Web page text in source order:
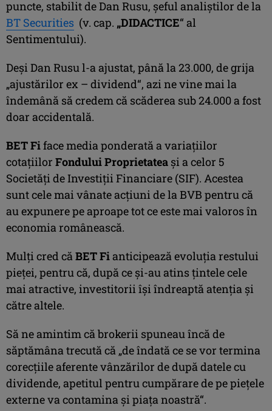
puncte, stabilit de Dan Rusu, şeful analiştilor de la
BT Securities (v. cap. „DIDACTICE“ al
Sentimentului).
Deşi Dan Rusu l-a ajustat, până la 23.000, de grija
„ajustărilor ex – dividend“, azi ne vine mai la
îndemână să credem că scăderea sub 24.000 a fost
doar accidentală.
BET Fiface media ponderată a variaţiilor
cotaţiilor Fondului Proprietatea şi a celor 5
Societăţi de Investiţii Financiare (SIF). Acestea
sunt cele mai vânate acţiuni de la BVB pentru că
au expunere pe aproape tot ce este mai valoros în
economia românească.
Mulţi cred că BET Fianticipează evoluţia restului
pieţei, pentru că, după ce şi-au atins ţintele cele
mai atractive, investitorii îşi îndreaptă atenţia şi
către altele.
Să ne amintim că brokerii spuneau încă de
săptămâna trecută că „de îndată ce se vor termina
corecţiile aferente vânzărilor de după datele cu
dividende, apetitul pentru cumpărare de pe pieţele
externe va contamina şi piaţa noastră“.